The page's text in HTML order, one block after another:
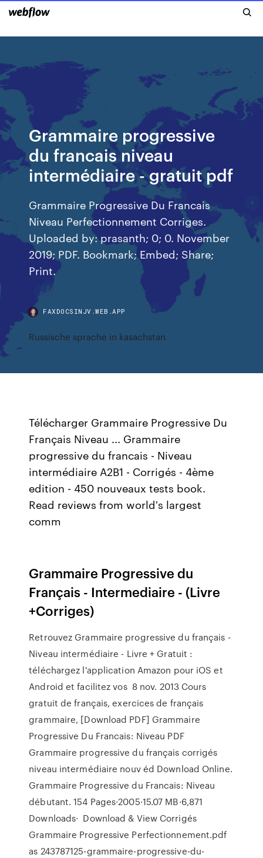
Grammaire progressive
du francais niveau
intermédiaire - gratuit pdf
Grammaire Progressive Du Francais
Niveau Perfectionnement Corriges.
Uploaded by: prasanth; 0; 0. November
2019; PDF. Bookmark; Embed; Share;
Print.
FAXDOCSINJV.WEB.APP
Russische sprache in kasachstan
Télécharger Grammaire Progressive Du
Français Niveau ... Grammaire
progressive du francais - Niveau
intermédiaire A2B1 - Corrigés - 4ème
edition - 450 nouveaux tests book.
Read reviews from world's largest
comm
Grammaire Progressive du
Français - Intermediaire - (Livre
+Corriges)
Retrouvez Grammaire progressive du français -
Niveau intermédiaire - Livre + Gratuit :
téléchargez l'application Amazon pour iOS et
Android et facilitez vos 8 nov. 2013 Cours
gratuit de français, exercices de français
grammaire, [Download PDF] Grammaire
Progressive Du Francais: Niveau PDF
Grammaire progressive du français corrigés
niveau intermédiaire nouv éd Download Online.
Grammaire Progressive du Francais: Niveau
débutant. 154 Pages·2005·15.07 MB·6,871
Downloads· Download & View Corrigés
Grammaire Progressive Perfectionnement.pdf
as 243787125-grammaire-progressive-du-